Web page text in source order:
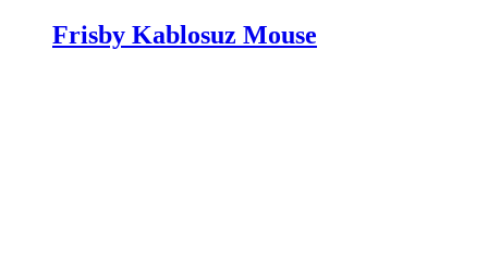
Frisby Kablosuz Mouse